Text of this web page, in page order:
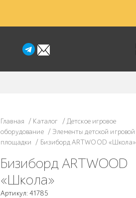
Главная / Каталог /Детское игровое
оборудование / Элементы детской игровой
площадки / Бизиборд ARTWOOD «Школа»
Бизиборд ARTWOOD
«Школа»
Артикул: 41785